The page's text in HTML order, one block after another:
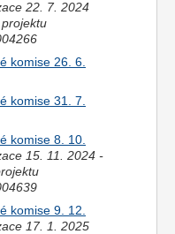
22. 7. 2024
komise 26. 6.
komise 31. 7.
komise 8. 10.
15. 11. 2024 -
komise 9. 12.
17. 1. 2025